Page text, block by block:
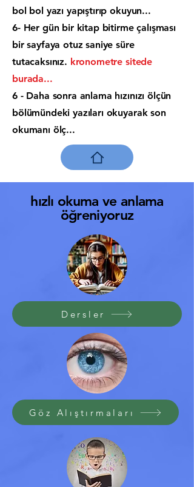
bol bol yazı yapıştırıp okuyun...
6- Her gün bir kitap bitirme çalışması
bir sayfaya otuz saniye süre
tutacaksınız. kronometre sitede
burada...
6 - Daha sonra anlama hızınızı ölçün
bölümündeki yazıları okuyarak son
okumanı ölç...
hızlı okuma ve anlama
öğreniyoruz
Dersler
Göz Alıştırmaları